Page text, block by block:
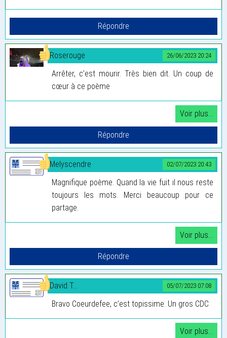
26/06/2023 20:24
Roserouge
Arrêter, c’est mourir. Très bien dit. Un coup de
cœur à ce poème
02/07/2023 20:43
Melyscendre
Magnifique poème. Quand la vie fuit il nous reste
toujours les mots. Merci beaucoup pour ce
partage.
05/07/2023 07:08
David T...
Bravo Coeurdefee, c’est topissime. Un gros CDC